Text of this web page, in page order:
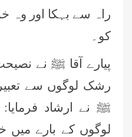
راہ سے بہکا اور وہ
کو۔
پیارے آقا ﷺ نے
رشک لوگوں سے
ﷺ نے ارشاد
لوگوں کے بارے میں